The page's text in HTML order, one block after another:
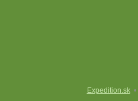
Expedition.sk